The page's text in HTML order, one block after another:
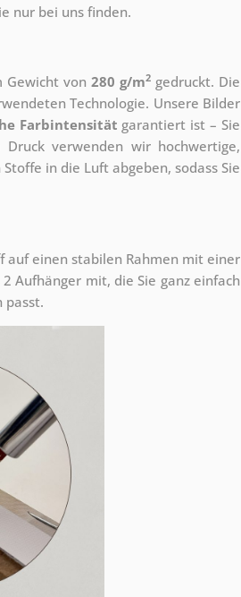
nur bei uns finden.
Gewicht von 280 g/m2 gedruckt. Die
Technologie. Unsere Bilder
Farbintensität garantiert ist – Sie
verwenden wir hochwertige,
in die Luft abgeben, sodass Sie
auf einen stabilen Rahmen mit einer
Aufhänger mit, die Sie ganz einfach
passt.